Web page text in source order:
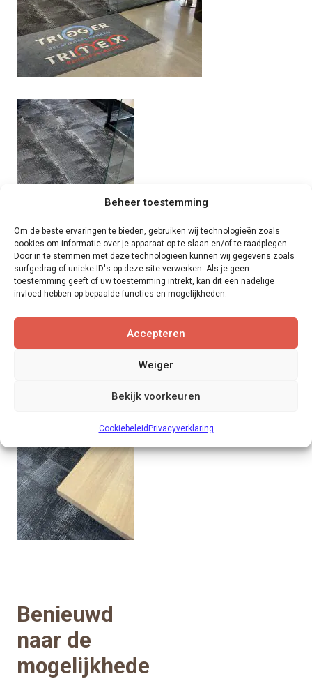
Beheer toestemming
Om de beste ervaringen te bieden, gebruiken wij technologieën zoals
cookies om informatie over je apparaat op te slaan en/of te raadplegen.
Door in te stemmen met deze technologieën kunnen wij gegevens zoals
surfgedrag of unieke ID's op deze site verwerken. Als je geen
toestemming geeft of uw toestemming intrekt, kan dit een nadelige
invloed hebben op bepaalde functies en mogelijkheden.
Accepteren
Weiger
Bekijk voorkeuren
Cookiebeleid Privacyverklaring
Benieuwd
naar de
mogelijkhede